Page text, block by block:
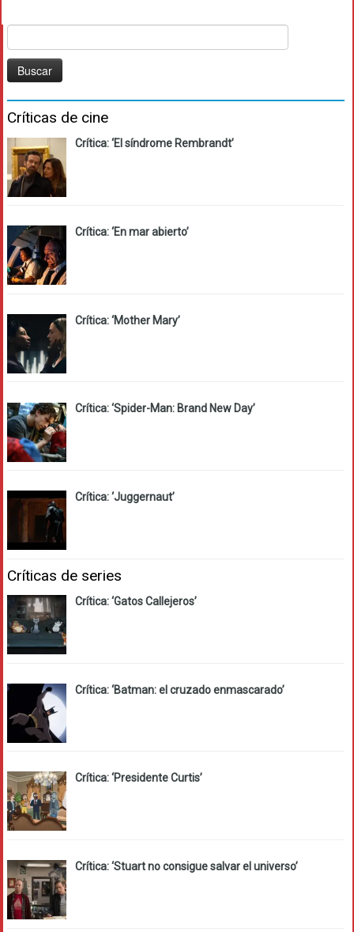
Críticas de cine
Crítica: ‘El síndrome Rembrandt’
Crítica: ‘En mar abierto’
Crítica: ‘Mother Mary’
Crítica: ‘Spider-Man: Brand New Day’
Crítica: ‘Juggernaut’
Críticas de series
Crítica: ‘Gatos Callejeros’
Crítica: ‘Batman: el cruzado enmascarado’
Crítica: ‘Presidente Curtis’
Crítica: ‘Stuart no consigue salvar el universo’